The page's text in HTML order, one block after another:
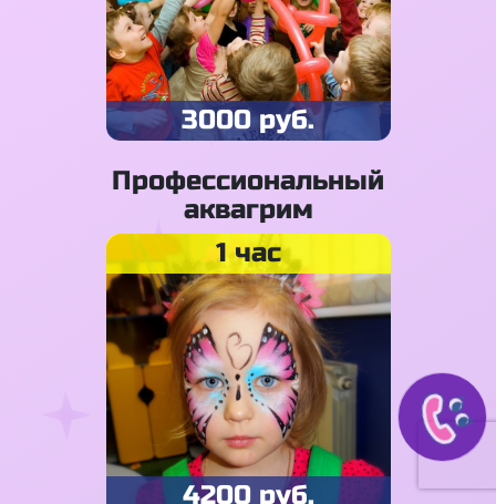
3000 руб.
Профессиональный
аквагрим
1 час
4200 руб.